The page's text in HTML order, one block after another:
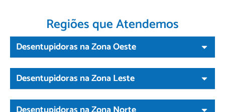
Regiões que Atendemos
Desentupidoras na Zona Oeste
Desentupidoras na Zona Leste